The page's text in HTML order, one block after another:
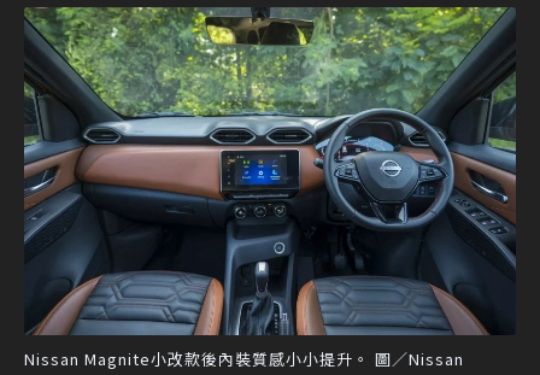
Nissan Magnite小改款後內裝質感小小提升。 圖／Nissan